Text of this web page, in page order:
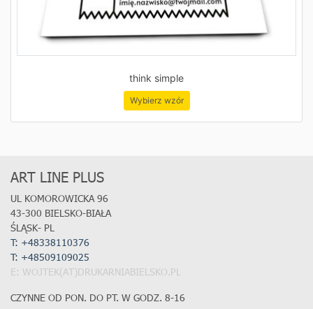
think simple
Wybierz wzór
ART LINE PLUS
UL KOMOROWICKA 96
43-300 BIELSKO-BIAŁA
ŚLĄSK- PL
T: +48338110376
T: +48509109025
E: WOJTEK(AT)DRUKARNIABIELSKO.PL
CZYNNE OD PON. DO PT. W GODZ. 8-16